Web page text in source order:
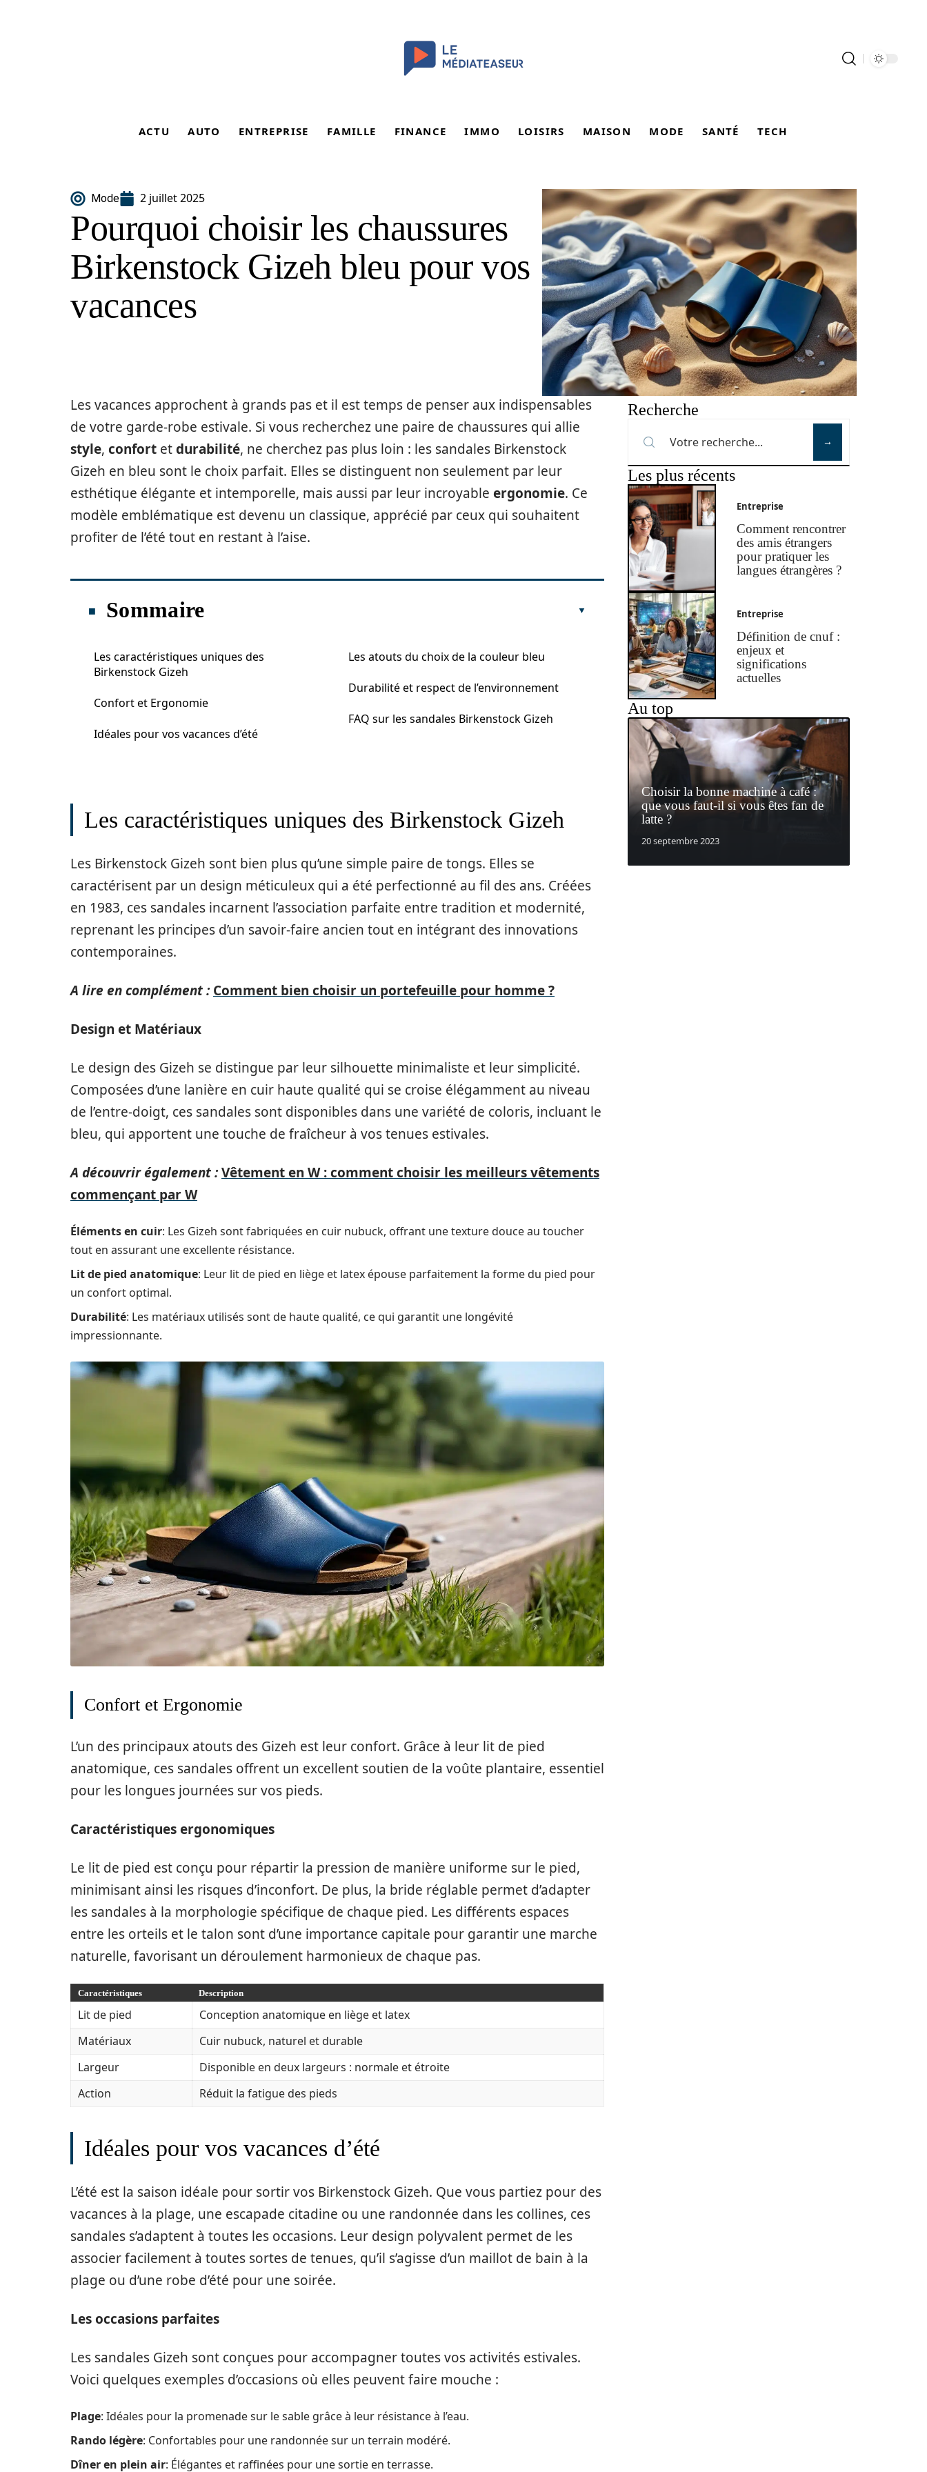
ACTU AUTO ENTREPRISE FAMILLE FINANCE IMMO LOISIRS MAISON MODE SANTÉ TECH
Mode 2 juillet 2025
Pourquoi choisir les chaussures
Birkenstock Gizeh bleu pour vos
vacances
Les vacances approchent à grands pas et il est temps de penser aux indispensables
de votre garde-robe estivale. Si vous recherchez une paire de chaussures qui allie
style, confort etdurabilité, ne cherchez pas plus loin : les sandales Birkenstock
Gizeh en bleu sont le choix parfait. Elles se distinguent non seulement par leur
esthétique élégante et intemporelle, mais aussi par leur incroyable ergonomie. Ce
modèle emblématique est devenu un classique, apprécié par ceux qui souhaitent
profiter de l’été tout en restant à l’aise.
Sommaire
Les caractéristiques uniques des
Birkenstock Gizeh
Confort et Ergonomie
Idéales pour vos vacances d’été
Les atouts du choix de la couleur bleu
Durabilité et respect de l’environnement
FAQ sur les sandales Birkenstock Gizeh
Les caractéristiques uniques des Birkenstock Gizeh
Les Birkenstock Gizeh sont bien plus qu’une simple paire de tongs. Elles se
caractérisent par un design méticuleux qui a été perfectionné au fil des ans. Créées
en 1983, ces sandales incarnent l’association parfaite entre tradition et modernité,
reprenant les principes d’un savoir-faire ancien tout en intégrant des innovations
contemporaines.
A lire en complément : Comment bien choisir un portefeuille pour homme ?
Design et Matériaux
Le design des Gizeh se distingue par leur silhouette minimaliste et leur simplicité.
Composées d’une lanière en cuir haute qualité qui se croise élégamment au niveau
de l’entre-doigt, ces sandales sont disponibles dans une variété de coloris, incluant le
bleu, qui apportent une touche de fraîcheur à vos tenues estivales.
A découvrir également :Vêtement en W : comment choisir les meilleurs vêtements
commençant par W
Éléments en cuir: Les Gizeh sont fabriquées en cuir nubuck, offrant une texture douce au toucher
tout en assurant une excellente résistance.
Lit de pied anatomique: Leur lit de pied en liège et latex épouse parfaitement la forme du pied pour
un confort optimal.
Durabilité: Les matériaux utilisés sont de haute qualité, ce qui garantit une longévité
impressionnante.
Confort et Ergonomie
L’un des principaux atouts des Gizeh est leur confort. Grâce à leur lit de pied
anatomique, ces sandales offrent un excellent soutien de la voûte plantaire, essentiel
pour les longues journées sur vos pieds.
Caractéristiques ergonomiques
Le lit de pied est conçu pour répartir la pression de manière uniforme sur le pied,
minimisant ainsi les risques d’inconfort. De plus, la bride réglable permet d’adapter
les sandales à la morphologie spécifique de chaque pied. Les différents espaces
entre les orteils et le talon sont d’une importance capitale pour garantir une marche
naturelle, favorisant un déroulement harmonieux de chaque pas.
Caractéristiques Description
Lit de pied
Conception anatomique en liège et latex
Matériaux
Cuir nubuck, naturel et durable
Largeur
Disponible en deux largeurs : normale et étroite
Action
Réduit la fatigue des pieds
Idéales pour vos vacances d’été
L’été est la saison idéale pour sortir vos Birkenstock Gizeh. Que vous partiez pour des
vacances à la plage, une escapade citadine ou une randonnée dans les collines, ces
sandales s’adaptent à toutes les occasions. Leur design polyvalent permet de les
associer facilement à toutes sortes de tenues, qu’il s’agisse d’un maillot de bain à la
plage ou d’une robe d’été pour une soirée.
Les occasions parfaites
Les sandales Gizeh sont conçues pour accompagner toutes vos activités estivales.
Voici quelques exemples d’occasions où elles peuvent faire mouche :
Plage: Idéales pour la promenade sur le sable grâce à leur résistance à l’eau.
Rando légère: Confortables pour une randonnée sur un terrain modéré.
Dîner en plein air: Élégantes et raffinées pour une sortie en terrasse.
Recherche
Les plus récents
Entreprise
Comment rencontrer
des amis étrangers
pour pratiquer les
langues étrangères ?
Entreprise
Définition de cnuf :
enjeux et
significations
actuelles
Au top
Choisir la bonne machine à café :
que vous faut-il si vous êtes fan de
latte ?
20 septembre 2023